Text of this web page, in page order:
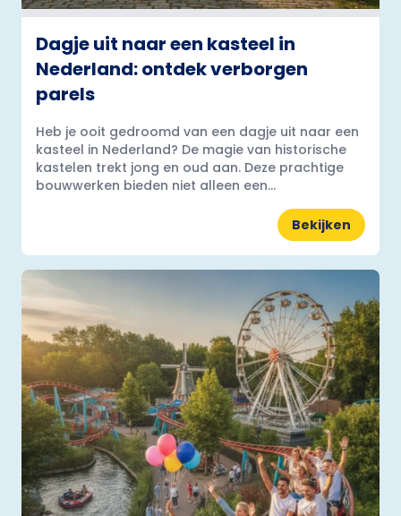
Dagje uit naar een kasteel in
Nederland: ontdek verborgen
parels
Heb je ooit gedroomd van een dagje uit naar een
kasteel in Nederland? De magie van historische
kastelen trekt jong en oud aan. Deze prachtige
bouwwerken bieden niet alleen een...
Bekijken